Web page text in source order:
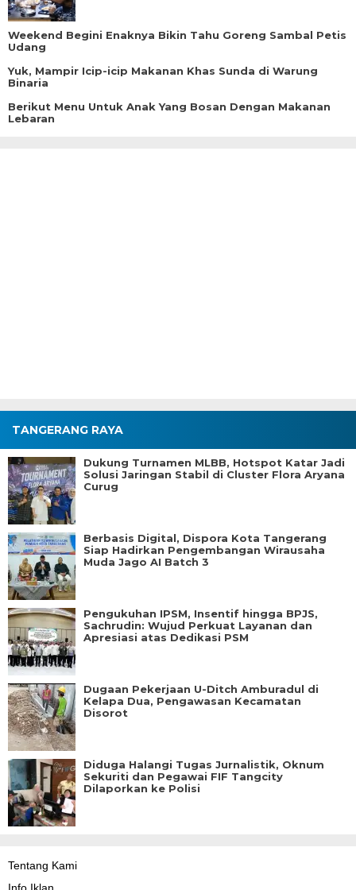
Weekend Begini Enaknya Bikin Tahu Goreng Sambal Petis
Udang
Yuk, Mampir Icip-icip Makanan Khas Sunda di Warung
Binaria
Berikut Menu Untuk Anak Yang Bosan Dengan Makanan
Lebaran
TANGERANG RAYA
Dukung Turnamen MLBB, Hotspot Katar Jadi
Solusi Jaringan Stabil di Cluster Flora Aryana
Curug
Berbasis Digital, Dispora Kota Tangerang
Siap Hadirkan Pengembangan Wirausaha
Muda Jago AI Batch 3
Pengukuhan IPSM, Insentif hingga BPJS,
Sachrudin: Wujud Perkuat Layanan dan
Apresiasi atas Dedikasi PSM
Dugaan Pekerjaan U-Ditch Amburadul di
Kelapa Dua, Pengawasan Kecamatan
Disorot
Diduga Halangi Tugas Jurnalistik, Oknum
Sekuriti dan Pegawai FIF Tangcity
Dilaporkan ke Polisi
Tentang Kami
Info Iklan